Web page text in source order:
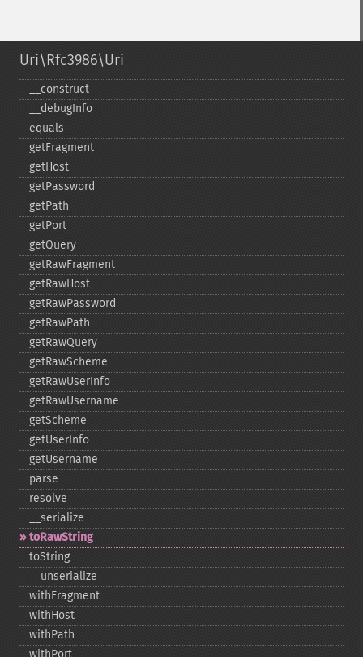
Uri\Rfc3986\Uri
_​_​construct
_​_​debugInfo
equals
getFragment
getHost
getPassword
getPath
getPort
getQuery
getRawFragment
getRawHost
getRawPassword
getRawPath
getRawQuery
getRawScheme
getRawUserInfo
getRawUsername
getScheme
getUserInfo
getUsername
parse
resolve
_​_​serialize
toRawString
toString
_​_​unserialize
withFragment
withHost
withPath
withPort